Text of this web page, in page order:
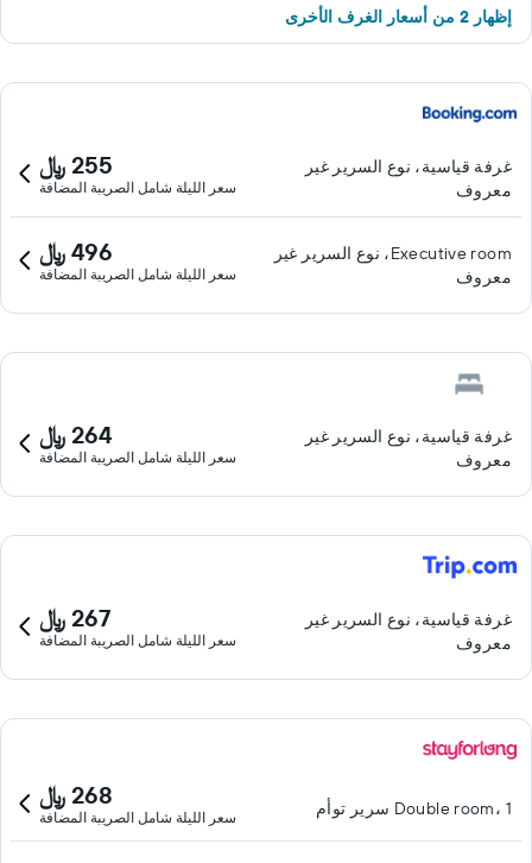
إظهار 2 من أسعار الغرف الأخرى
غرفة قياسية، نوع السرير غير
معروف
255 ﷼
سعر الليلة شامل الصريبة المضافة
Executive room، نوع السرير غير
معروف
496 ﷼
سعر الليلة شامل الصريبة المضافة
غرفة قياسية، نوع السرير غير
معروف
264 ﷼
سعر الليلة شامل الصريبة المضافة
غرفة قياسية، نوع السرير غير
معروف
267 ﷼
سعر الليلة شامل الصريبة المضافة
Double room، 1 سرير توأم 268 ﷼
سعر الليلة شامل الصريبة المضافة